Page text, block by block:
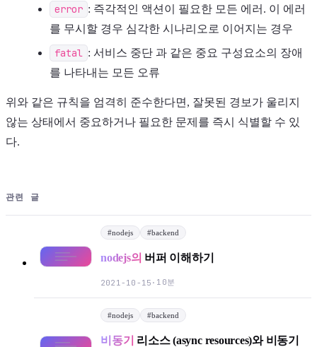
error : 즉각적인 액션이 필요한 모든 에러. 이 에러
를 무시할 경우 심각한 시나리오로 이어지는 경우
fatal : 서비스 중단 과 같은 중요 구성요소의 장애
를 나타내는 모든 오류
위와 같은 규칙을 엄격히 준수한다면, 잘못된 경보가 울리지
않는 상태에서 중요하거나 필요한 문제를 즉시 식별할 수 있
다.
관련 글
#nodejs #backend
nodejs의 버퍼 이해하기
2021-10-15 · 10분
#nodejs #backend
비동기 리소스 (async resources)와 비동기